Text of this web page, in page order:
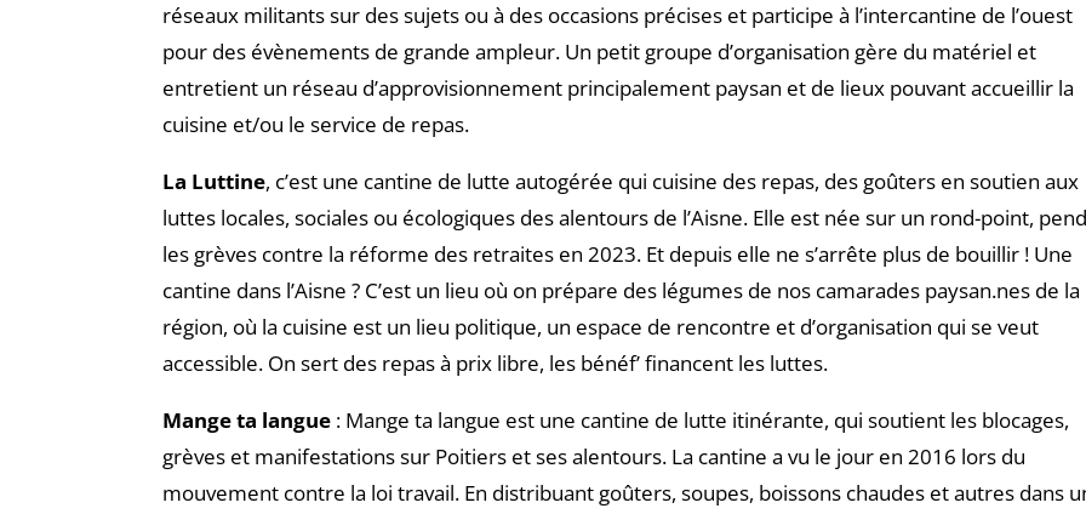
réseaux militants sur des sujets ou à des occasions précises et participe à l’intercantine de l’ouest
pour des évènements de grande ampleur. Un petit groupe d’organisation gère du matériel et
entretient un réseau d’approvisionnement principalement paysan et de lieux pouvant accueillir la
cuisine et/ou le service de repas.
La Luttine, c’est une cantine de lutte autogérée qui cuisine des repas, des goûters en soutien aux
luttes locales, sociales ou écologiques des alentours de l’Aisne. Elle est née sur un rond-point,
les grèves contre la réforme des retraites en 2023. Et depuis elle ne s’arrête plus de bouillir ! Une
cantine dans l’Aisne ? C’est un lieu où on prépare des légumes de nos camarades paysan.nes de la
région, où la cuisine est un lieu politique, un espace de rencontre et d’organisation qui se veut
accessible. On sert des repas à prix libre, les bénéf’ financent les luttes.
Mange ta langue : Mange ta langue est une cantine de lutte itinérante, qui soutient les blocages,
grèves et manifestations sur Poitiers et ses alentours. La cantine a vu le jour en 2016 lors du
mouvement contre la loi travail. En distribuant goûters, soupes, boissons chaudes et autres dans